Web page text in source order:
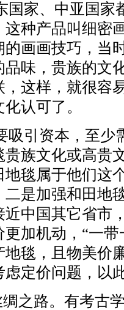
国家、中亚国家
这种产品叫细密
画画技巧，当
味，贵族的文
，这样，就很容
认可了。
吸引资本，至少
族文化或高贵
地毯属于他们这
是加强和田地
中国其它省市
加机动，“一
毯，且物美价
定价问题，以
之路。有考古